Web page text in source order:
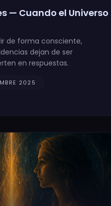
— Cuando el Universo
de forma consciente,
dejan de ser
en respuestas.
2025